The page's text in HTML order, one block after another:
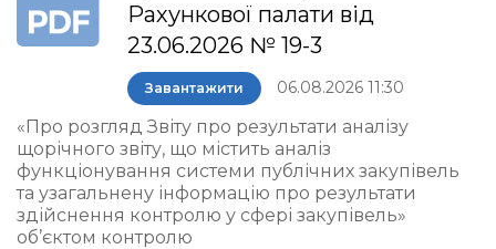
Рахункової палати від
23.06.2026 № 19-3
Завантажити 06.08.2026 11:30
«Про розгляд Звіту про результати аналізу
щорічного звіту, що містить аналіз
функціонування системи публічних закупівель
та узагальнену інформацію про результати
здійснення контролю у сфері закупівель»
об’єктом контролю